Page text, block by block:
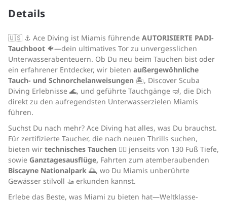
Details
🇺🇸 ⚓️ Ace Diving ist Miamis führende AUTORISIERTE PADI-
Tauchboot 🐠—dein ultimatives Tor zu unvergesslichen
Unterwasserabenteuern. Ob Du neu beim Tauchen bist oder
ein erfahrener Entdecker, wir bieten außergewöhnliche
Tauch- und Schnorchelanweisungen 🏝️, Discover Scuba
Diving Erlebnisse 🌊, und geführte Tauchgänge 🤿, die Dich
direkt zu den aufregendsten Unterwasserzielen Miamis
führen.
Suchst Du nach mehr? Ace Diving hat alles, was Du brauchst.
Für zertifizierte Taucher, die nach neuen Thrills suchen,
bieten wir technisches Tauchen 🏊‍♂️ jenseits von 130 Fuß Tiefe,
sowie Ganztagesausflüge, Fahrten zum atemberaubenden
Biscayne Nationalpark 🌅, wo Du Miamis unberührte
Gewässer stilvoll 🚤 erkunden kannst.
Erlebe das Beste, was Miami zu bieten hat—Weltklasse-